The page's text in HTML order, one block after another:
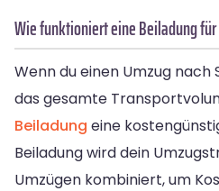
Wie funktioniert eine Beiladung
Wenn du einen Umzug
das gesamte
Beiladung eine
Beiladung wird dein
Umzügen kombiniert, um